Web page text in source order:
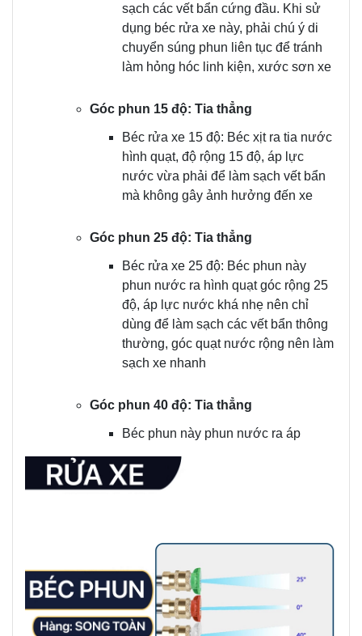
sạch các vết bẩn cứng đầu. Khi sử
dụng béc rửa xe này, phải chú ý di
chuyển súng phun liên tục để tránh
làm hỏng hóc linh kiện, xước sơn xe
Góc phun 15 độ: Tia thẳng
Béc rửa xe 15 độ: Béc xịt ra tia nước
hình quạt, độ rộng 15 độ, áp lực
nước vừa phải để làm sạch vết bẩn
mà không gây ảnh hưởng đến xe
Góc phun 25 độ: Tia thẳng
Béc rửa xe 25 độ: Béc phun này
phun nước ra hình quạt góc rộng 25
độ, áp lực nước khá nhẹ nên chỉ
dùng để làm sạch các vết bẩn thông
thường, góc quạt nước rộng nên làm
sạch xe nhanh
Góc phun 40 độ: Tia thẳng
Béc phun này phun nước ra áp